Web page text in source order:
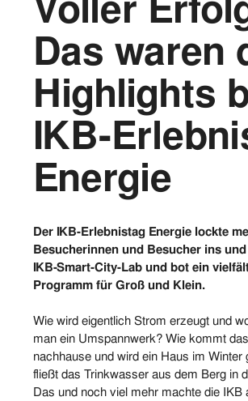
Logos
Bilder
Kontakt
Das waren
Highlights
IKB-
Energie
Der IKB-Erlebnistag Energie lockte
Besucherinnen und Besucher ins
IKB-Smart-City-Lab und bot ein
Programm für Groß und Klein.
Wie wird eigentlich Strom erzeugt und
man ein Umspannwerk? Wie kommt
nachhause und wird ein Haus im Winter
fließt das Trinkwasser aus dem Berg in
Das und noch viel mehr machte die IKB